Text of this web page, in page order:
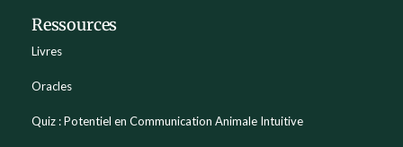
Ressources
Livres
Oracles
Quiz : Potentiel en Communication Animale Intuitive